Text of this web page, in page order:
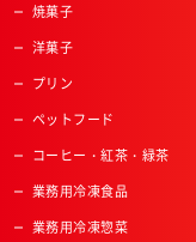
焼菓子
洋菓子
プリン
ペットフード
コーヒー・紅茶・緑茶
業務用冷凍食品
業務用冷凍惣菜